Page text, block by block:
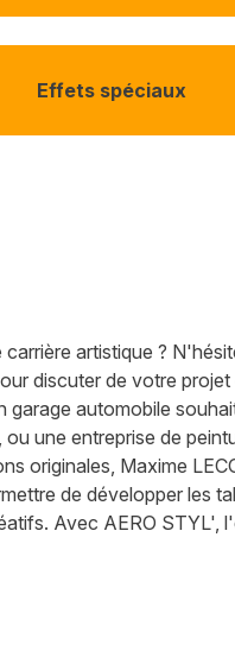
Effets spéciaux
artistique ?
discuter de votre
garage automobile
une entreprise de
originales, Maxime
de développer les
Avec AERO STYL',